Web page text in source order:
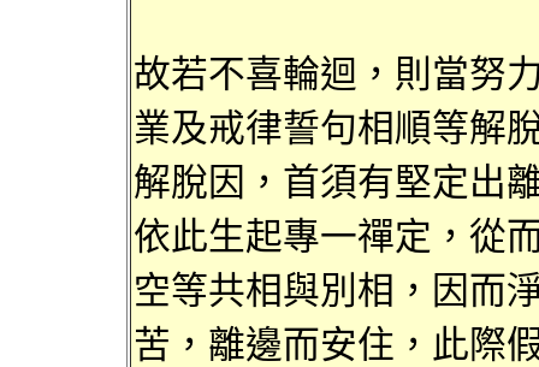
故若不喜輪迴，則當努
業及戒律誓句相順等解
解脫因，首須有堅定出
依此生起專一禪定，從
空等共相與別相 ， 因而
苦， 離邊而安住，此際